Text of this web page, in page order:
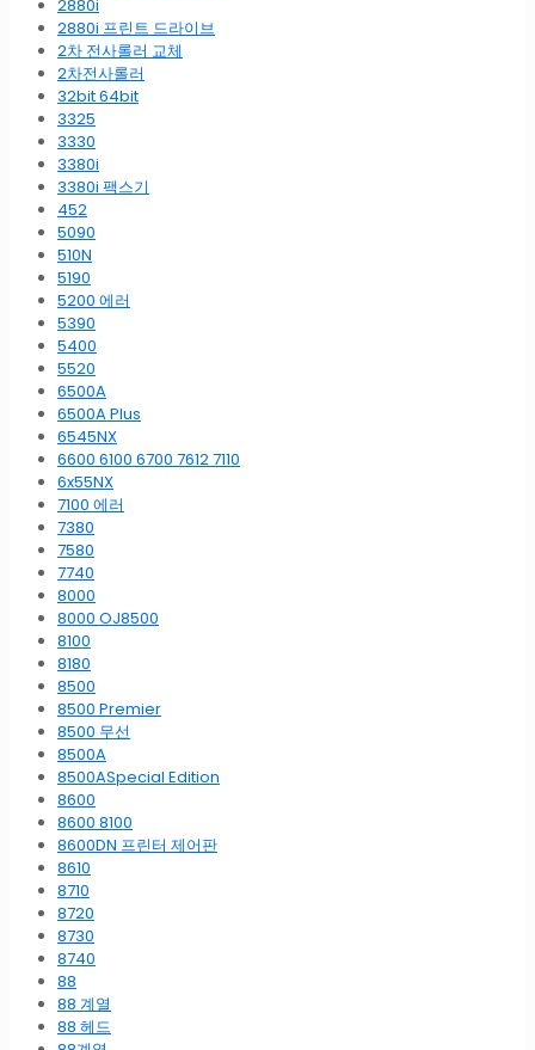
2880i
2880i 프린트 드라이브
2차 전사롤러 교체
2차전사롤러
32bit 64bit
3325
3330
3380i
3380i 팩스기
452
5090
510N
5190
5200 에러
5390
5400
5520
6500A
6500A Plus
6545NX
6600 6100 6700 7612 7110
6x55NX
7100 에러
7380
7580
7740
8000
8000 OJ8500
8100
8180
8500
8500 Premier
8500 무선
8500A
8500ASpecial Edition
8600
8600 8100
8600DN 프린터 제어판
8610
8710
8720
8730
8740
88
88 계열
88 헤드